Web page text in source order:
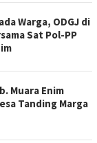
Warga, ODGJ di
Sat Pol-PP
Muara Enim
Tanding Marga